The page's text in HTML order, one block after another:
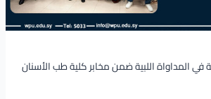
في المداواة اللبية ضمن مخابر كلية طب الأسنان